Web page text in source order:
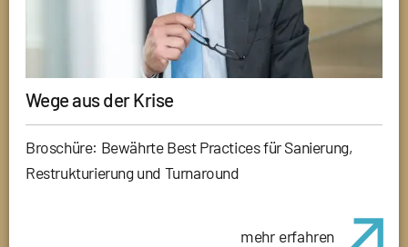
Wege aus der Krise
Broschüre: Bewährte Best Practices für Sanierung,
Restrukturierung und Turnaround
mehr erfahren